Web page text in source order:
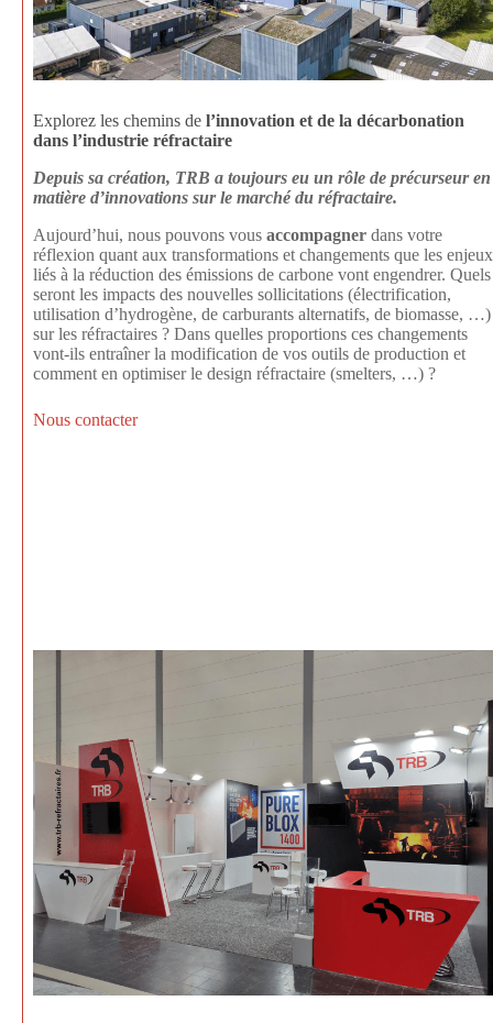
Explorez les chemins de l’innovation et de la décarbonation
dans l’industrie réfractaire
Depuis sa création, TRB a toujours eu un rôle de précurseur en
matière d’innovations sur le marché du réfractaire.
Aujourd’hui, nous pouvons vous accompagner dans votre
réflexion quant aux transformations et changements que les enjeux
liés à la réduction des émissions de carbone vont engendrer. Quels
seront les impacts des nouvelles sollicitations (électrification,
utilisation d’hydrogène, de carburants alternatifs, de biomasse, …)
sur les réfractaires ? Dans quelles proportions ces changements
vont-ils entraîner la modification de vos outils de production et
comment en optimiser le design réfractaire (smelters, …) ?
Nous contacter